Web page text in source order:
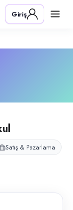
Şirket
bölgesinde
Giriş
Satış & Pazarlama